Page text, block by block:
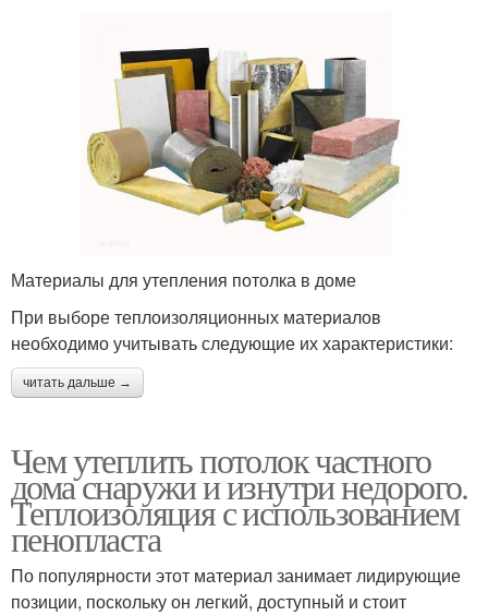
Материалы для утепления потолка в доме
При выборе теплоизоляционных материалов
необходимо учитывать следующие их характеристики:
читать дальше →
Чем утеплить потолок частного
дома снаружи и изнутри недорого.
Теплоизоляция с использованием
пенопласта
По популярности этот материал занимает лидирующие
позиции, поскольку он легкий, доступный и стоит